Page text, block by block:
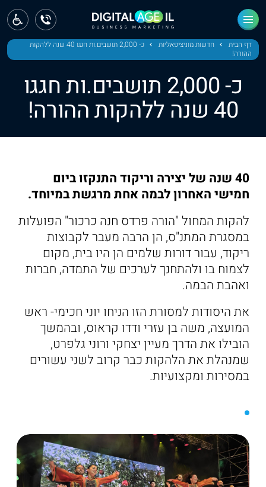
דף הבית חדשות מוניציפאליות
כ- 2,000 תושבים.ות חגגו 40 שנה ללהקות
ההורה!
כ- 2,000 תושבים.ות חגגו
40 שנה ללהקות ההורה!
40 שנה של יצירה וריקוד התנקזו ביום
חמישי האחרון לבמה אחת מרגשת במיוחד.
להקות המחול "הורה פרדס חנה כרכור" הפועלות
במסגרת המתנ"ס, הן הרבה מעבר לקבוצות
ריקוד, עבור דורות שלמים הן היו בית, מקום
לצמוח בו ולהתחנך לערכים של התמדה, חברות
ואהבת הבמה.
את היסודות למסורת הזו הניחו יוני חכימי- ראש
המועצה, משה בן עזרי ודדו קראוס, ובהמשך
הובילו את הדרך מעיין יצחקי ורוני גלפרט,
שמנהלת את הלהקות כבר קרוב לשני עשורים
במסירות ומקצועיות.
ראשי
חדשות
מחוז חיפה
מחוז מרכז
ירושלים